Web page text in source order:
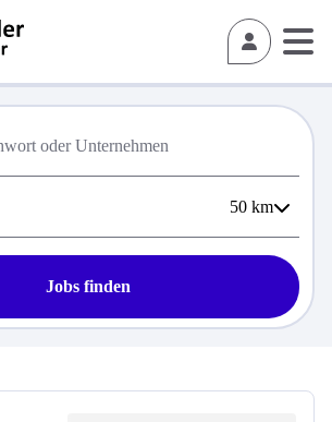
50 km
Jobs finden